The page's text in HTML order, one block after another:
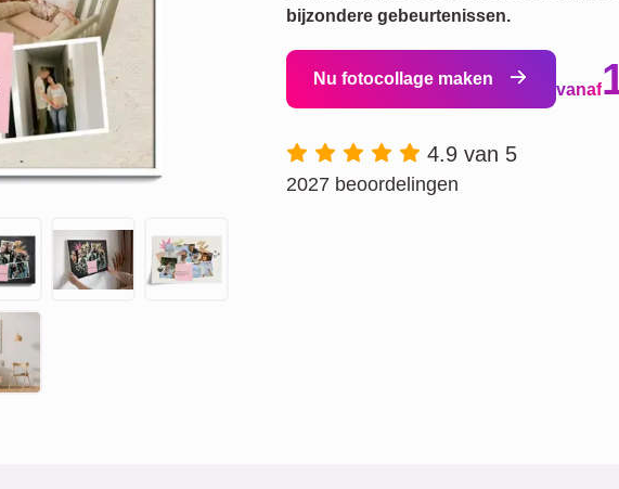
bijzondere gebeurtenissen.
Nu fotocollage maken
vanaf
4.9 van 5
2027 beoordelingen